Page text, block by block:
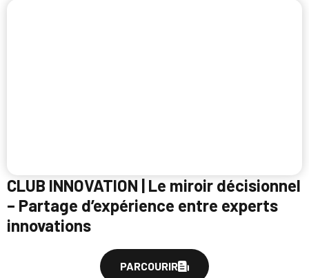
CLUB INNOVATION | Le miroir décisionnel
– Partage d’expérience entre experts
innovations
PARCOURIR